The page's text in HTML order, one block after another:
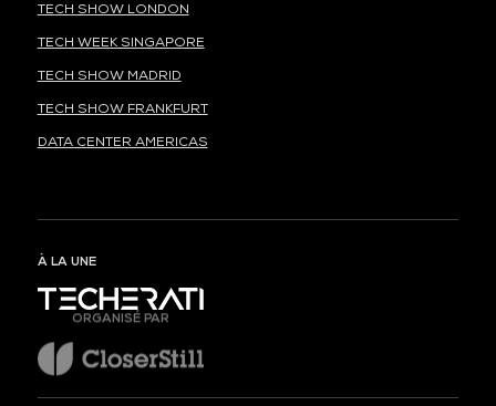
TECH SHOW LONDON
TECH WEEK SINGAPORE
TECH SHOW MADRID
TECH SHOW FRANKFURT
DATA CENTER AMERICAS
À LA UNE
ORGANISÉ PAR